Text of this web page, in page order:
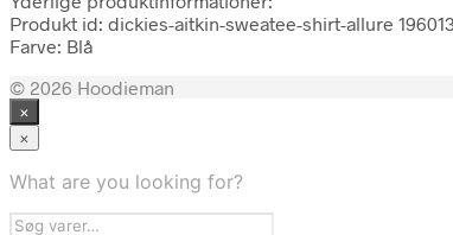
Produkt id: dickies-aitkin-sweatee-shirt-allure
Farve: Blå
© 2026 Hoodieman
×
×
What are you looking for?